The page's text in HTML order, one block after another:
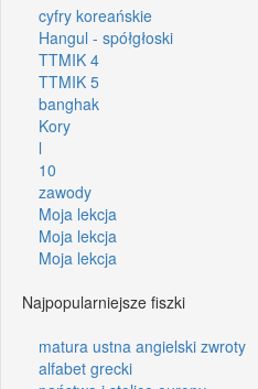
cyfry koreańskie
Hangul - spółgłoski
TTMIK 4
TTMIK 5
banghak
Kory
l
10
zawody
Moja lekcja
Moja lekcja
Moja lekcja
Najpopularniejsze fiszki
matura ustna angielski zwroty
alfabet grecki